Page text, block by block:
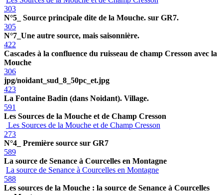
303
N°5_ Source principale dite de la Mouche. sur GR7.
305
N°7_Une autre source, mais saisonnière.
422
Cascades à la confluence du ruisseau de champ Cresson avec la
Mouche
306
jpg/noidant_sud_8_50pc_et.jpg
423
La Fontaine Badin (dans Noidant). Village.
591
Les Sources de la Mouche et de Champ Cresson
Les Sources de la Mouche et de Champ Cresson
273
N°4_ Première source sur GR7
589
La source de Senance à Courcelles en Montagne
La source de Senance à Courcelles en Montagne
588
Les sources de la Mouche : la source de Senance à Courcelles